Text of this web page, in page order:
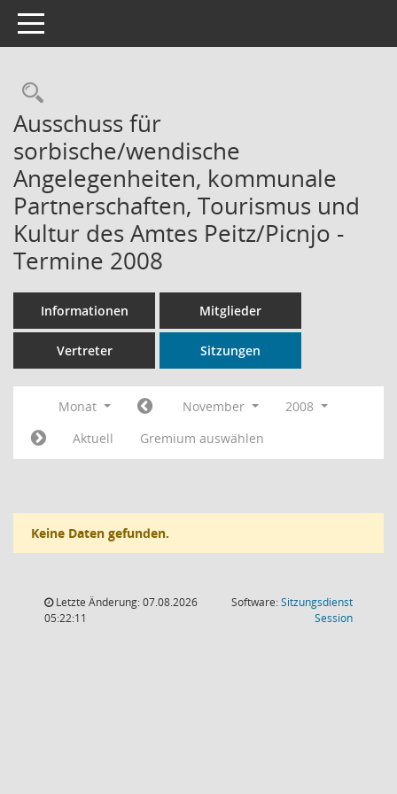
Toggle navigation
Rechercheauswahl
Ausschuss für
sorbische/wendische
Angelegenheiten, kommunale
Partnerschaften, Tourismus und
Kultur des Amtes Peitz/Picnjo -
Termine 2008
Informationen Mitglieder
Vertreter Sitzungen
Monat November
2008
Aktuell
Gremium auswählen
Keine Daten gefunden.
Letzte Änderung: 07.08.2026
05:22:11
Software:Sitzungsdienst
Session(Wird in